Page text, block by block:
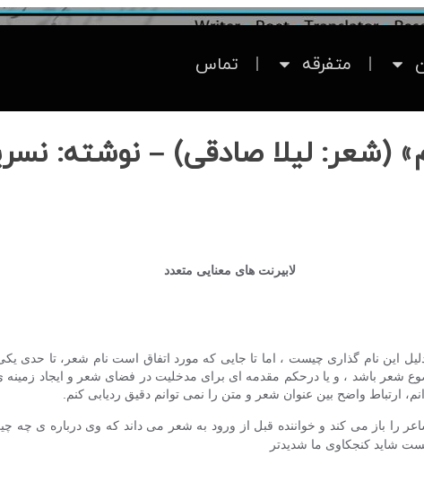
متفرقه تماس
(شعر: لیلا صادقی) – نوشته:
لابیرنت های معنایی متعدد
این نام گذاری چیست ، اما تا جایی که مورد اتفاق است نام شعر، تا حدی
شعر باشد ، و یا درحکم مقدمه ای برای مدخلیت در فضای شعر و ایجاد
ارتباط واضح بین عنوان شعر و متن را نمی توانم دقیق ردیابی کنم.
را باز می کند و خواننده قبل از ورود به شعر می داند که وی درباره ی چه
شاید کنجکاوی ما شدیدتر